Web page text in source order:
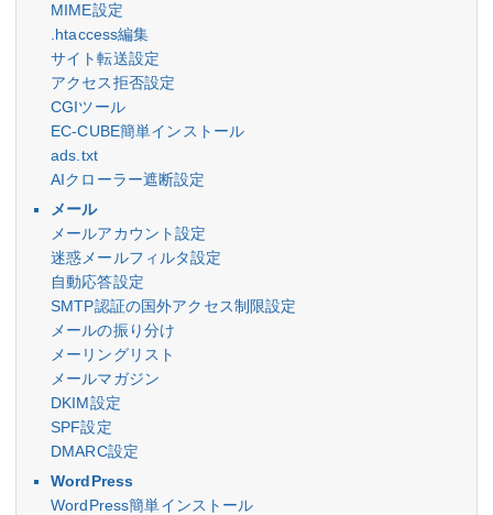
MIME設定
.htaccess編集
サイト転送設定
アクセス拒否設定
CGIツール
EC-CUBE簡単インストール
ads.txt
AIクローラー遮断設定
メール
メールアカウント設定
迷惑メールフィルタ設定
自動応答設定
SMTP認証の国外アクセス制限設定
メールの振り分け
メーリングリスト
メールマガジン
DKIM設定
SPF設定
DMARC設定
WordPress
WordPress簡単インストール